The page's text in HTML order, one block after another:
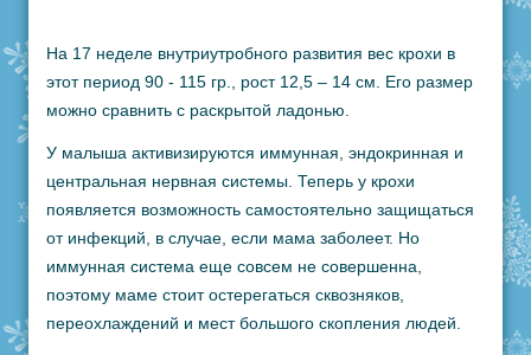
На 17 неделе внутриутробного развития вес крохи в
этот период 90 - 115 гр., рост 12,5 – 14 см. Его размер
можно сравнить с раскрытой ладонью.
У малыша активизируются иммунная, эндокринная и
центральная нервная системы. Теперь у крохи
появляется возможность самостоятельно защищаться
от инфекций, в случае, если мама заболеет. Но
иммунная система еще совсем не совершенна,
поэтому маме стоит остерегаться сквозняков,
переохлаждений и мест большого скопления людей.